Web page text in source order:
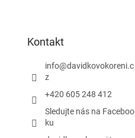
Kontakt
info@davidkovokoreni.c
z
+420 605 248 412
Sledujte nás na Faceboo
ku